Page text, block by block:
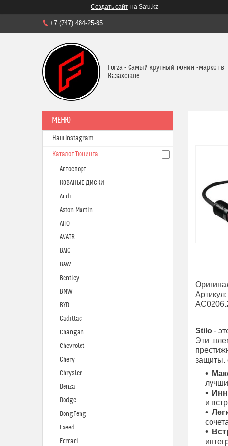
Создать сайт на Satu.kz
+7 (747) 484-25-85
Forza - Самый крупный тюнинг-маркет в
Казахстане
Артикул:
Stilo -
Эти
защиты,
и
Наш Instagram
Каталог Тюнинга
Автоспорт
КОВАНЫЕ ДИСКИ
Audi
Aston Martin
AITO
AVATR
BAIC
BAW
Bentley
BMW
BYD
Cadillac
Changan
Chevrolet
Chery
Chrysler
Denza
Dodge
DongFeng
Exeed
Ferrari